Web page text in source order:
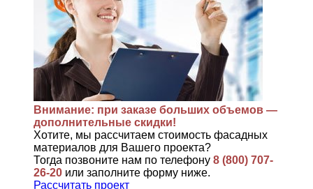
Внимание: при заказе больших объемов —
дополнительные скидки!
Хотите, мы рассчитаем стоимость фасадных
материалов для Вашего проекта?
Тогда позвоните нам по телефону 8 (800) 707-
26-20 или заполните форму ниже.
Рассчитать проект